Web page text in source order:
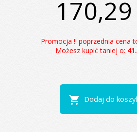
170,29
Promocja !! poprzednia cena
Możesz kupić taniej o:
shopping_cart Dodaj do